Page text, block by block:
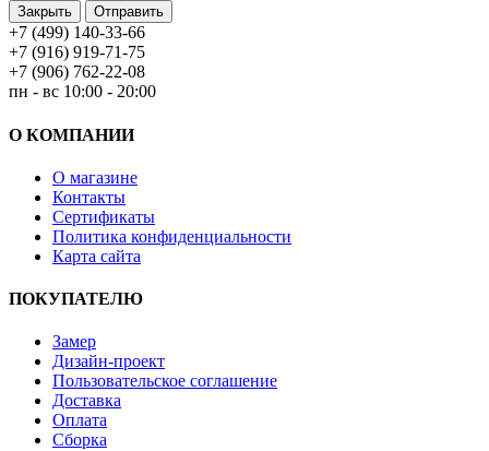
Закрыть Отправить
+7 (499) 140-33-66
+7 (916) 919-71-75
+7 (906) 762-22-08
пн - вс 10:00 - 20:00
О КОМПАНИИ
О магазине
Контакты
Сертификаты
Политика конфиденциальности
Карта сайта
ПОКУПАТЕЛЮ
Замер
Дизайн-проект
Пользовательское соглашение
Доставка
Оплата
Сборка